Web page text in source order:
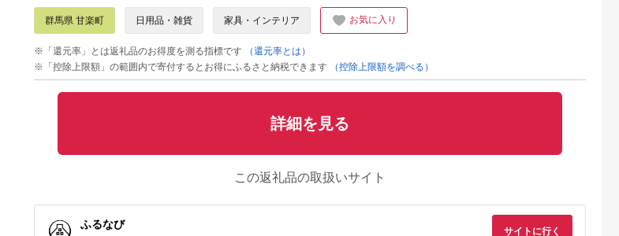
群馬県 甘楽町 日用品・雑貨 家具・インテリア お気に入り
※「還元率」とは返礼品のお得度を測る指標です
（還元率とは）
※「控除上限額」の範囲内で寄付するとお得にふるさと納税できます
（控除上限額を調べる）
詳細を見る
この返礼品の取扱いサイト
ふるなび
サイトに行く